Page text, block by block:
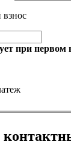
при первом